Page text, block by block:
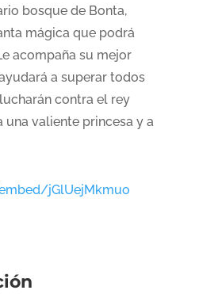
bosque de Bonta,
mágica que podrá
acompaña su mejor
a superar todos
contra el rey
una valiente princesa y a
jGlUejMkmuo